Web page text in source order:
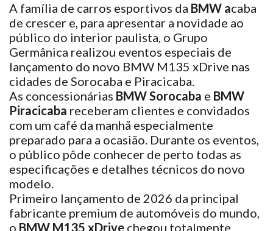
A família de carros esportivos da BMW acaba
de crescer e, para apresentar a novidade ao
público do interior paulista, o Grupo
Germânica realizou eventos especiais de
lançamento do novo BMW M135 xDrive nas
cidades de Sorocaba e Piracicaba.
As concessionárias BMW Sorocaba e BMW
Piracicaba receberam clientes e convidados
com um café da manhã especialmente
preparado para a ocasião. Durante os eventos,
o público pôde conhecer de perto todas as
especificações e detalhes técnicos do novo
modelo.
Primeiro lançamento de 2026 da principal
fabricante premium de automóveis do mundo,
o BMW M135 xDrive chegou totalmente